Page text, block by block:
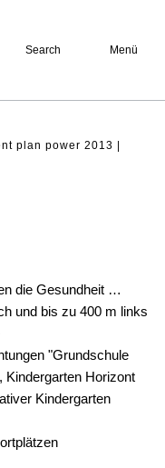
Search Menü
plan power 2013
die Gesundheit …
und bis zu 400 m links
"Grundschule
Kindergarten Horizont
Kindergarten